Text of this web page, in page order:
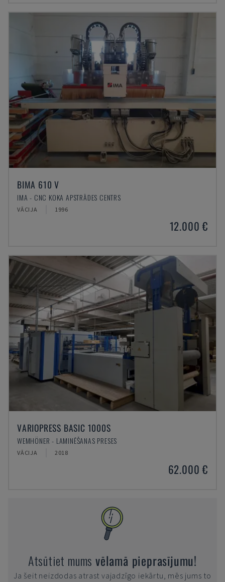
BIMA 610 V
IMA - CNC KOKA APSTRĀDES CENTRS
VĀCIJA 1996
12.000 €
VARIOPRESS BASIC 1000S
WEMHÖNER - LAMINĒŠANAS PRESES
VĀCIJA 2018
62.000 €
Atsūtiet mumsvēlamā pieprasījumu!
Ja šeit neizdodas atrast vajadzīgo iekārtu, mēs jums to